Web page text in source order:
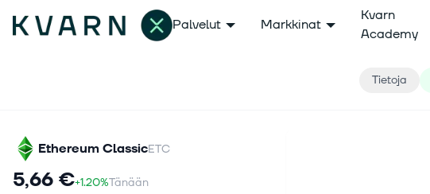
Palvelut Markkinat
Kvarn
Academy
Tietoja
Ethereum ClassicETC
5,66 €+1.20%Tänään